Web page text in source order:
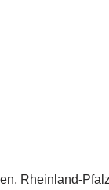
Rheinland-